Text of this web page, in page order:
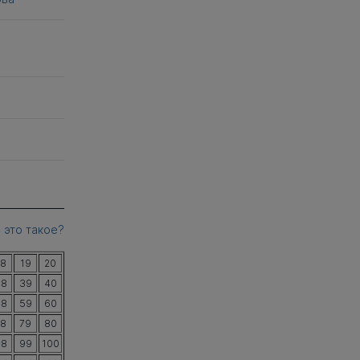
это такое?
19
20
39
40
59
60
79
80
99
100